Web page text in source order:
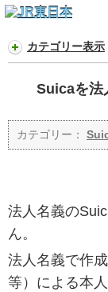
カテゴリー表示
Suicaを法
カテゴリー：
法人名義の
ん。
法人名義で作
等）による本